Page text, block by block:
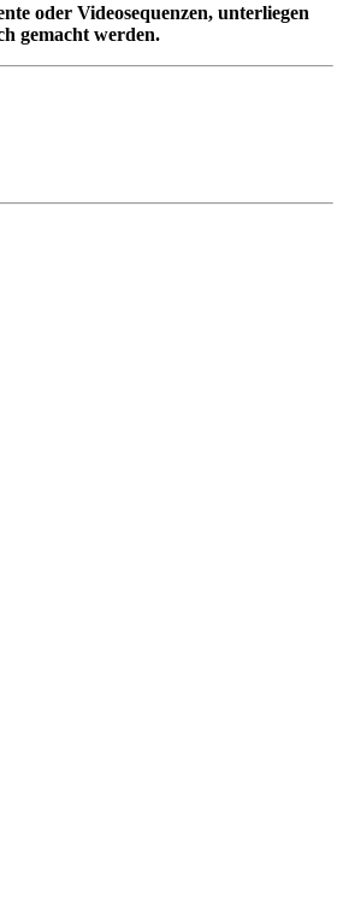
oder Videosequenzen, unterliegen
gemacht werden.